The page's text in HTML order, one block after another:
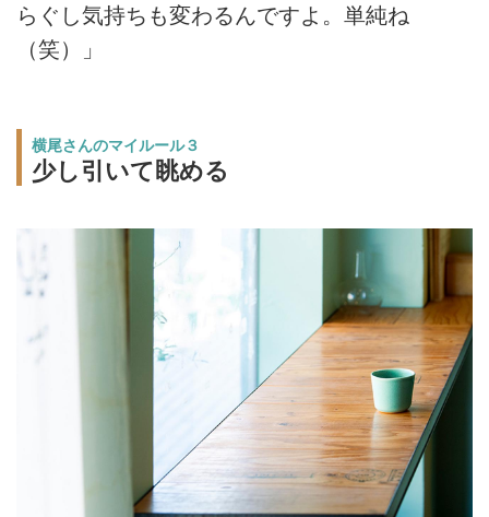
らぐし気持ちも変わるんですよ。単純ね
（笑）」
横尾さんのマイルール３
少し引いて眺める